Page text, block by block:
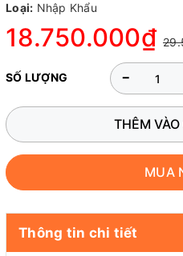
Loại: Nhập Khẩu
18.750.000₫
SỐ LƯỢNG -
THÊM
MUA
Thông tin chi tiết